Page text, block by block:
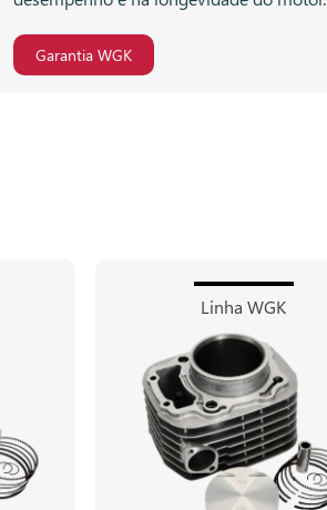
Garantia WGK
Linha WGK